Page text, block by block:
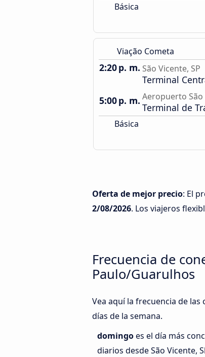
Básica
Viação Cometa
2:20 p. m. São Vicente, SP
Terminal
5:00 p. m. Aeropuerto
Terminal de
Básica
Oferta de mejor precio: El
2/08/2026. Los viajeros
Frecuencia de
Paulo/Guarulhos
Vea aquí la frecuencia de
días de la semana.
domingoes el día más
diarios desde São Vicente,